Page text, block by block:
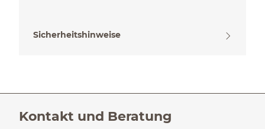
Sicherheitshinweise
Kontakt und Beratung